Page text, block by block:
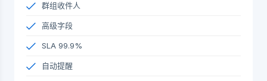
群组收件人
高级字段
SLA 99.9%
自动提醒